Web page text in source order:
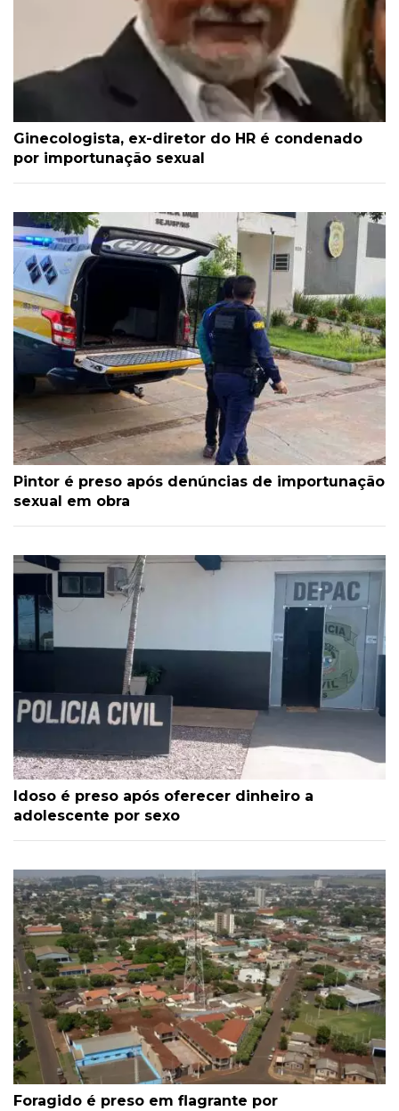
Ginecologista, ex-diretor do HR é condenado
por importunação sexual
Pintor é preso após denúncias de importunação
sexual em obra
Idoso é preso após oferecer dinheiro a
adolescente por sexo
Foragido é preso em flagrante por